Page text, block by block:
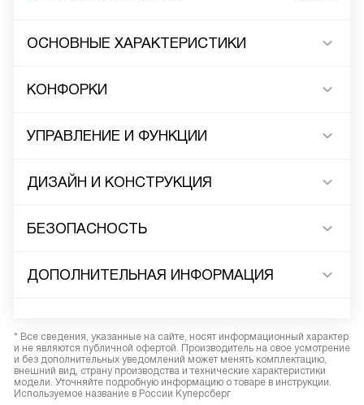
ОСНОВНЫЕ ХАРАКТЕРИСТИКИ
КОНФОРКИ
УПРАВЛЕНИЕ И ФУНКЦИИ
ДИЗАЙН И КОНСТРУКЦИЯ
БЕЗОПАСНОСТЬ
ДОПОЛНИТЕЛЬНАЯ ИНФОРМАЦИЯ
* Все сведения, указанные на сайте, носят информационный характер
и не являются публичной офертой. Производитель на свое усмотрение
и без дополнительных уведомлений может менять комплектацию,
внешний вид, страну производства и технические характеристики
модели. Уточняйте подробную информацию о товаре в инструкции.
Используемое название в России Куперсберг